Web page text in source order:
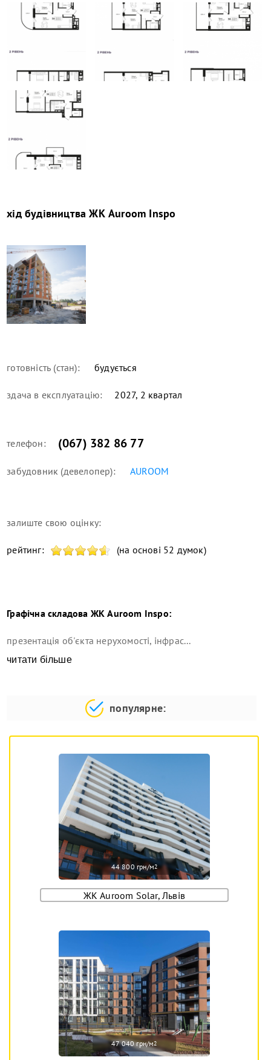
хід будівництваЖК Auroom Inspo
готовність (стан): будується
здача в експлуатацію: 2027, 2 квартал
телефон: (067) 382 86 77
забудовник (девелопер): AUROOM
залиште свою оцінку:
рейтинг: (на основі 52 думок)
Графічна складова ЖК Auroom Inspo:
презентація об'єкта нерухомості, інфрас...
читати більше
популярне:
44 800 грн/м2
ЖК Auroom Solar, Львів
47 040 грн/м2